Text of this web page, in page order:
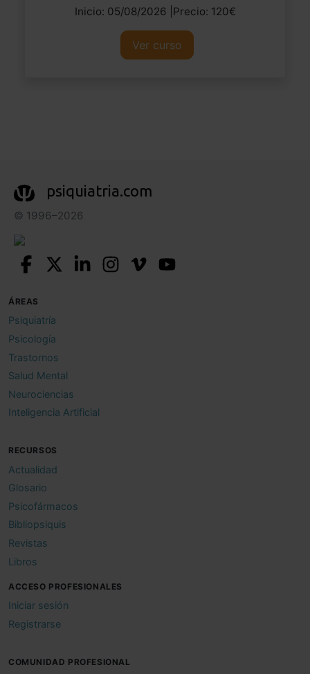
Inicio: 05/08/2026 |Precio: 120€
Ver curso
psiquiatria.com
© 1996–2026
ÁREAS
Psiquiatría
Psicología
Trastornos
Salud Mental
Neurociencias
Inteligencia Artificial
RECURSOS
Actualidad
Glosario
Psicofármacos
Bibliopsiquis
Revistas
Libros
ACCESO PROFESIONALES
Iniciar sesión
Registrarse
COMUNIDAD PROFESIONAL